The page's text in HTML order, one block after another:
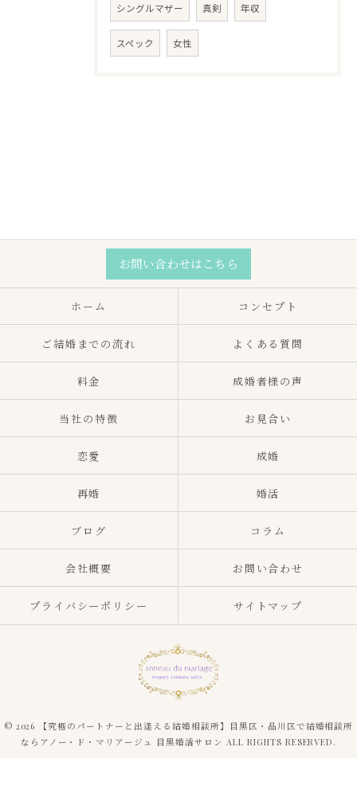
シングルマザー 真剣 年収
スペック 女性
お問い合わせはこちら
ホーム コンセプト
ご結婚までの流れ よくある質問
料金 成婚者様の声
当社の特徴 お見合い
恋愛 成婚
再婚 婚活
ブログ コラム
会社概要 お問い合わせ
プライバシーポリシー サイトマップ
© 2026 【究極のパートナーと出逢える結婚相談所】目黒区・品川区で結婚相談所
ならアノー・ド・マリアージュ 目黒婚活サロン ALL RIGHTS RESERVED.